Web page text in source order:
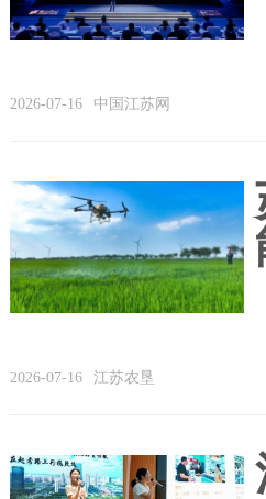
2026-07-16 中国江苏网
2026-07-16 江苏农垦